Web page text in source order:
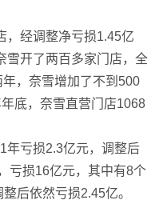
，经调整净亏损1.45亿
雪开了两百多家门店，全
，奈雪增加了不到500
底，奈雪直营门店1068
年亏损2.3亿元，调整后
亏损16亿元，其中有8个
后依然亏损2.45亿。